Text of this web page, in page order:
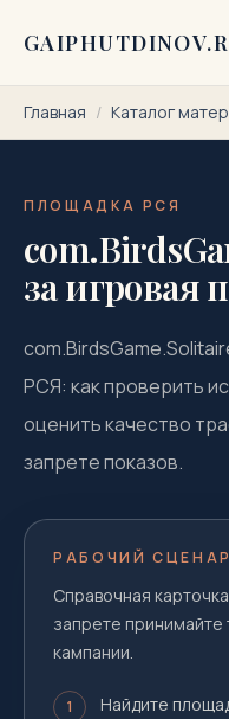
Главная / Каталог
ПЛОЩАДКА РСЯ
за игровая
РСЯ: как проверить
оценить качество
запрете показов.
РАБОЧИЙ
Справочная
запрете принимайте
кампании.
1 Найдите